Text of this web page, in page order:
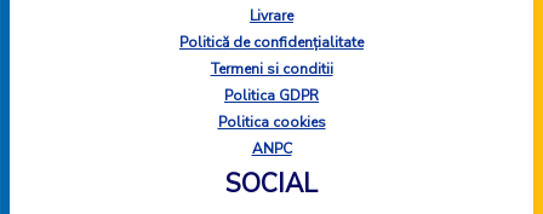
Livrare
Politică de confidențialitate
Termeni si conditii
Politica GDPR
Politica cookies
ANPC
SOCIAL